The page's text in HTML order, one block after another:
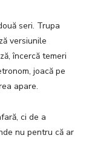
seri. Trupa
versiunile
încercă temeri
joacă pe
apare.
ci de a
nu pentru că ar